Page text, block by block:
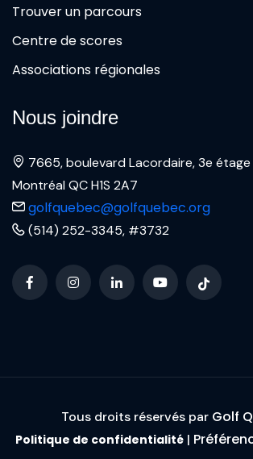
Trouver un parcours
Centre de scores
Associations régionales
Nous joindre
7665, boulevard Lacordaire, 3e étage
Montréal QC H1S 2A7
golfquebec@golfquebec.org
(514) 252-3345, #3732
Tous droits réservés par Golf
Politique de confidentialité |